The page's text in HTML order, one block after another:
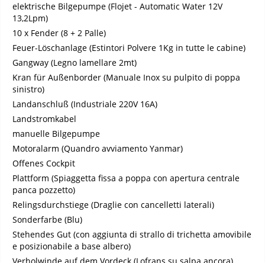
elektrische Bilgepumpe (Flojet - Automatic Water 12V
13,2Lpm)
10 x Fender (8 + 2 Palle)
Feuer-Löschanlage (Estintori Polvere 1Kg in tutte le cabine)
Gangway (Legno lamellare 2mt)
Kran für Außenborder (Manuale Inox su pulpito di poppa
sinistro)
Landanschluß (Industriale 220V 16A)
Landstromkabel
manuelle Bilgepumpe
Motoralarm (Quandro avviamento Yanmar)
Offenes Cockpit
Plattform (Spiaggetta fissa a poppa con apertura centrale
panca pozzetto)
Relingsdurchstiege (Draglie con cancelletti laterali)
Sonderfarbe (Blu)
Stehendes Gut (con aggiunta di strallo di trichetta amovibile
e posizionabile a base albero)